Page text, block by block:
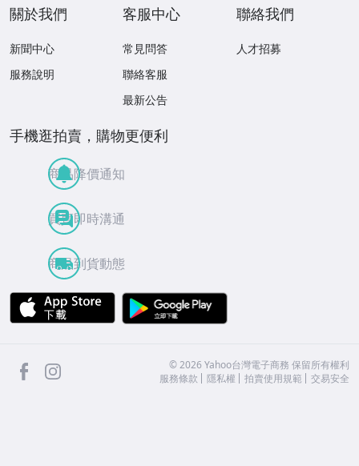
關於我們
新聞中心
服務說明
客服中心
常見問答
聯絡客服
最新公告
聯絡我們
人才招募
手機逛拍賣，購物更便利
商品降價通知
買賣即時溝通
商品到貨動態
APP Store
facebook ©2026 Yahoo台灣電子商務 保留所有權利
服務條款
隱私權 拍賣使用規範 交易安全